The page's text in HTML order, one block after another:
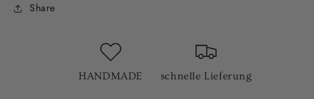
Share
HANDMADE schnelle Lieferung